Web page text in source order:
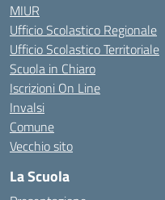
MIUR
Ufficio Scolastico Regionale
Ufficio Scolastico Territoriale
Scuola in Chiaro
Iscrizioni On Line
Invalsi
Comune
Vecchio sito
La Scuola